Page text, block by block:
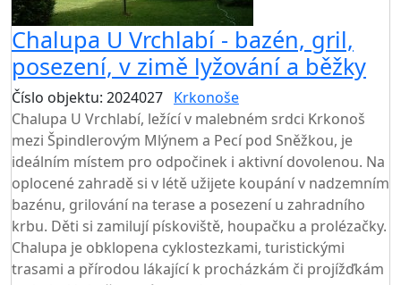
Chalupa U Vrchlabí - bazén, gril,
posezení, v zimě lyžování a běžky
Číslo objektu: 2024027 Krkonoše
Chalupa U Vrchlabí, ležící v malebném srdci Krkonoš
mezi Špindlerovým Mlýnem a Pecí pod Sněžkou, je
ideálním místem pro odpočinek i aktivní dovolenou. Na
oplocené zahradě si v létě užijete koupání v nadzemním
bazénu, grilování na terase a posezení u zahradního
krbu. Děti si zamilují pískoviště, houpačku a prolézačky.
Chalupa je obklopena cyklostezkami, turistickými
trasami a přírodou lákající k procházkám či projížďkám